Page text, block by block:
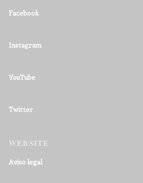
Facebook
Instagram
YouTube
Twitter
WEBSITE
Aviso legal